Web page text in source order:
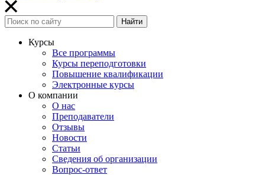
Найти
Курсы
Все программы
Курсы переподготовки
Повышение квалификации
Электронные курсы
О компании
О нас
Преподаватели
Отзывы
Новости
Статьи
Сведения об организации
Вопрос-ответ